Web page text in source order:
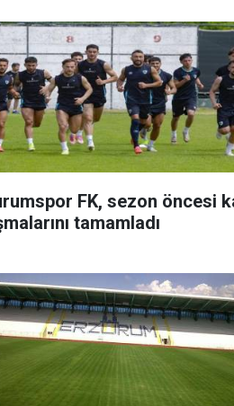
FK, sezon öncesi
tamamladı